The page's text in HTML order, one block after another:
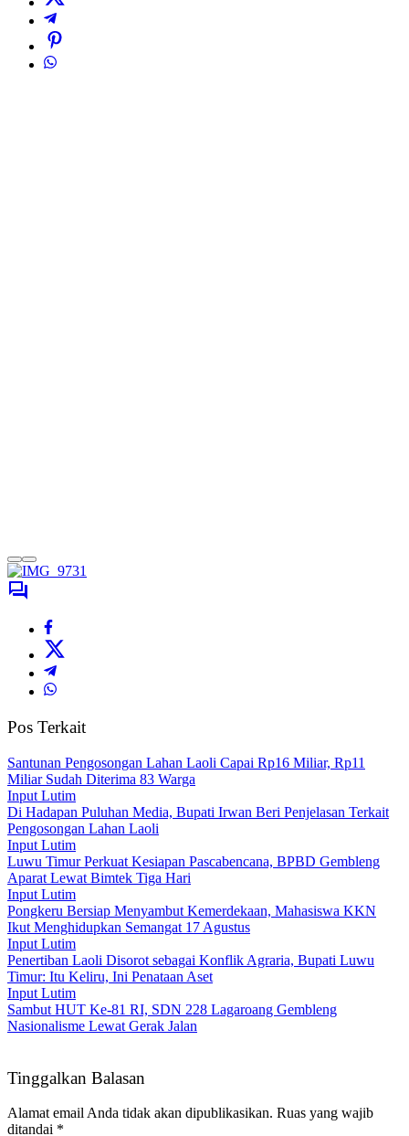
Pos Terkait
Santunan Pengosongan Lahan Laoli Capai Rp16 Miliar, Rp11
Miliar Sudah Diterima 83 Warga
Input Lutim
Di Hadapan Puluhan Media, Bupati Irwan Beri Penjelasan Terkait
Pengosongan Lahan Laoli
Input Lutim
Luwu Timur Perkuat Kesiapan Pascabencana, BPBD Gembleng
Aparat Lewat Bimtek Tiga Hari
Input Lutim
Pongkeru Bersiap Menyambut Kemerdekaan, Mahasiswa KKN
Ikut Menghidupkan Semangat 17 Agustus
Input Lutim
Penertiban Laoli Disorot sebagai Konflik Agraria, Bupati Luwu
Timur: Itu Keliru, Ini Penataan Aset
Input Lutim
Sambut HUT Ke-81 RI, SDN 228 Lagaroang Gembleng
Nasionalisme Lewat Gerak Jalan
Tinggalkan Balasan
Alamat email Anda tidak akan dipublikasikan. Ruas yang wajib
ditandai *